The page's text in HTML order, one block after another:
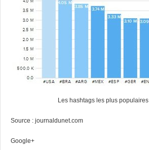
Les hashtags les plus populaires
Source : journaldunet.com
Google+